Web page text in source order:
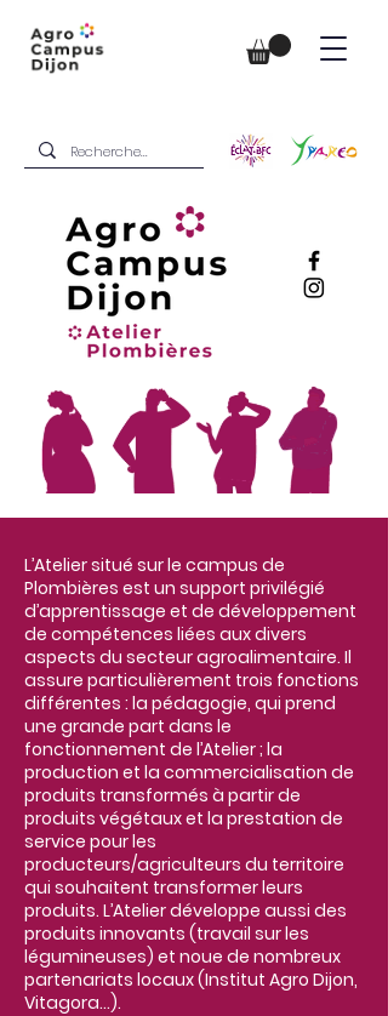
L’Atelier situé sur le campus de
Plombières est un support privilégié
d’apprentissage et de développement
de compétences liées aux divers
aspects du secteur agroalimentaire. Il
assure particulièrement trois fonctions
différentes : la pédagogie, qui prend
une grande part dans le
fonctionnement de l’Atelier ; la
production et la commercialisation de
produits transformés à partir de
produits végétaux et la prestation de
service pour les
producteurs/agriculteurs du territoire
qui souhaitent transformer leurs
produits. L’Atelier développe aussi des
produits innovants (travail sur les
légumineuses) et noue de nombreux
partenariats locaux (Institut Agro Dijon,
Vitagora...).